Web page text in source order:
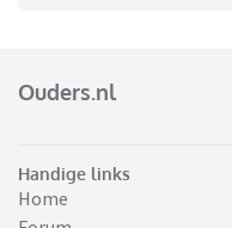
Ouders.nl
Handige links
Home